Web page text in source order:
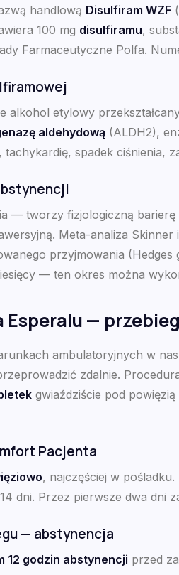
handlową Disulfiram WZF
100 mg disulfiramu,
Farmaceutyczne Polfa.
alkohol etylowy
aldehydową (ALDH2),
spadek ciśnienia,
— tworzy fizjologiczną
Meta-analiza
przyjmowania
— ten okres można
Esperalu —
ambulatoryjnych w
zdalnie.
gwiaździście pod powięzią
Pacjenta
, najczęściej w
dni. Przez pierwsze dwa dni
— abstynencja
12 godzin abstynencji przed